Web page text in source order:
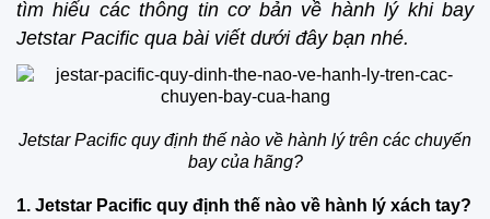
tìm hiểu các thông tin cơ bản về hành lý khi bay
Jetstar Pacific qua bài viết dưới đây bạn nhé.
Jetstar Pacific quy định thế nào về hành lý trên các chuyến
bay của hãng?
1. Jetstar Pacific quy định thế nào về hành lý xách tay?